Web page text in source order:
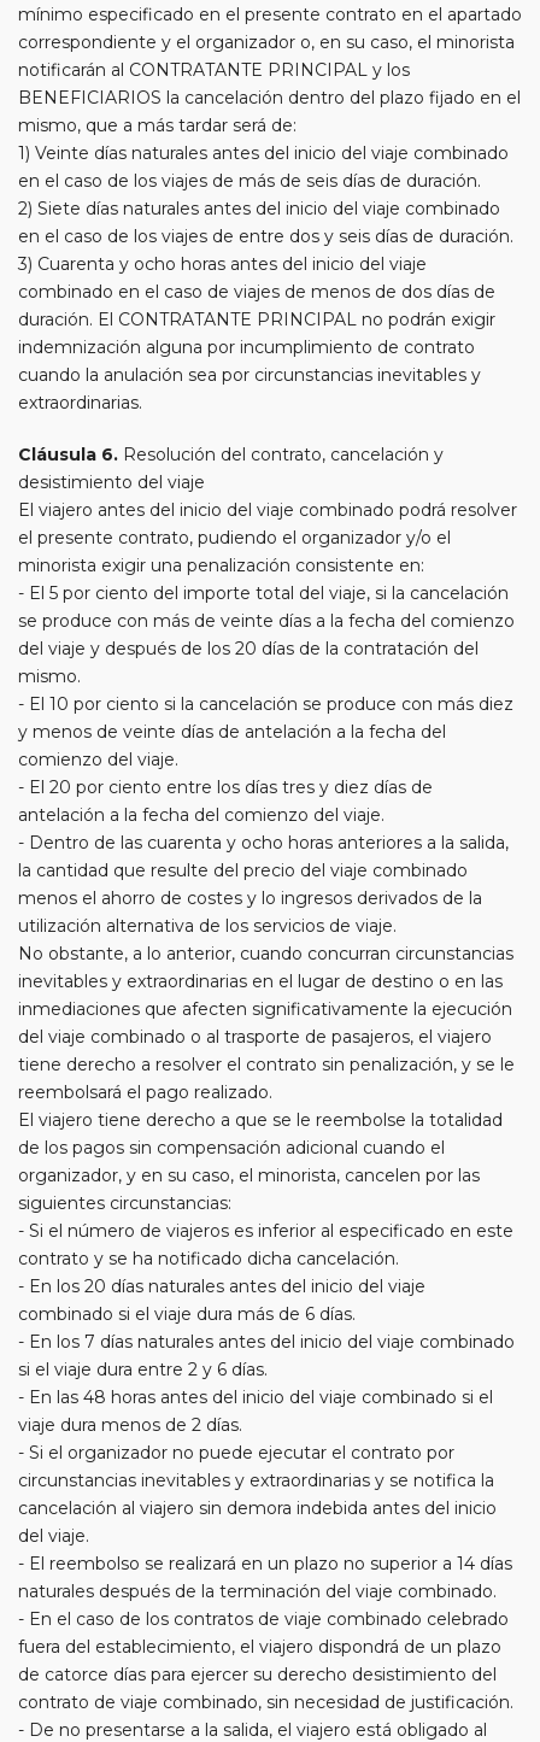
mínimo especificado en el presente contrato en el apartado
correspondiente y el organizador o, en su caso, el minorista
notificarán al CONTRATANTE PRINCIPAL y los
BENEFICIARIOS la cancelación dentro del plazo fijado en el
mismo, que a más tardar será de:
1) Veinte días naturales antes del inicio del viaje combinado
en el caso de los viajes de más de seis días de duración.
2) Siete días naturales antes del inicio del viaje combinado
en el caso de los viajes de entre dos y seis días de duración.
3) Cuarenta y ocho horas antes del inicio del viaje
combinado en el caso de viajes de menos de dos días de
duración. El CONTRATANTE PRINCIPAL no podrán exigir
indemnización alguna por incumplimiento de contrato
cuando la anulación sea por circunstancias inevitables y
extraordinarias.
Cláusula 6. Resolución del contrato, cancelación y
desistimiento del viaje
El viajero antes del inicio del viaje combinado podrá resolver
el presente contrato, pudiendo el organizador y/o el
minorista exigir una penalización consistente en:
- El 5 por ciento del importe total del viaje, si la cancelación
se produce con más de veinte días a la fecha del comienzo
del viaje y después de los 20 días de la contratación del
mismo.
- El 10 por ciento si la cancelación se produce con más diez
y menos de veinte días de antelación a la fecha del
comienzo del viaje.
- El 20 por ciento entre los días tres y diez días de
antelación a la fecha del comienzo del viaje.
- Dentro de las cuarenta y ocho horas anteriores a la salida,
la cantidad que resulte del precio del viaje combinado
menos el ahorro de costes y lo ingresos derivados de la
utilización alternativa de los servicios de viaje.
No obstante, a lo anterior, cuando concurran circunstancias
inevitables y extraordinarias en el lugar de destino o en las
inmediaciones que afecten significativamente la ejecución
del viaje combinado o al trasporte de pasajeros, el viajero
tiene derecho a resolver el contrato sin penalización, y se le
reembolsará el pago realizado.
El viajero tiene derecho a que se le reembolse la totalidad
de los pagos sin compensación adicional cuando el
organizador, y en su caso, el minorista, cancelen por las
siguientes circunstancias:
- Si el número de viajeros es inferior al especificado en este
contrato y se ha notificado dicha cancelación.
- En los 20 días naturales antes del inicio del viaje
combinado si el viaje dura más de 6 días.
- En los 7 días naturales antes del inicio del viaje combinado
si el viaje dura entre 2 y 6 días.
- En las 48 horas antes del inicio del viaje combinado si el
viaje dura menos de 2 días.
- Si el organizador no puede ejecutar el contrato por
circunstancias inevitables y extraordinarias y se notifica la
cancelación al viajero sin demora indebida antes del inicio
del viaje.
- El reembolso se realizará en un plazo no superior a 14 días
naturales después de la terminación del viaje combinado.
- En el caso de los contratos de viaje combinado celebrado
fuera del establecimiento, el viajero dispondrá de un plazo
de catorce días para ejercer su derecho desistimiento del
contrato de viaje combinado, sin necesidad de justificación.
- De no presentarse a la salida, el viajero está obligado al